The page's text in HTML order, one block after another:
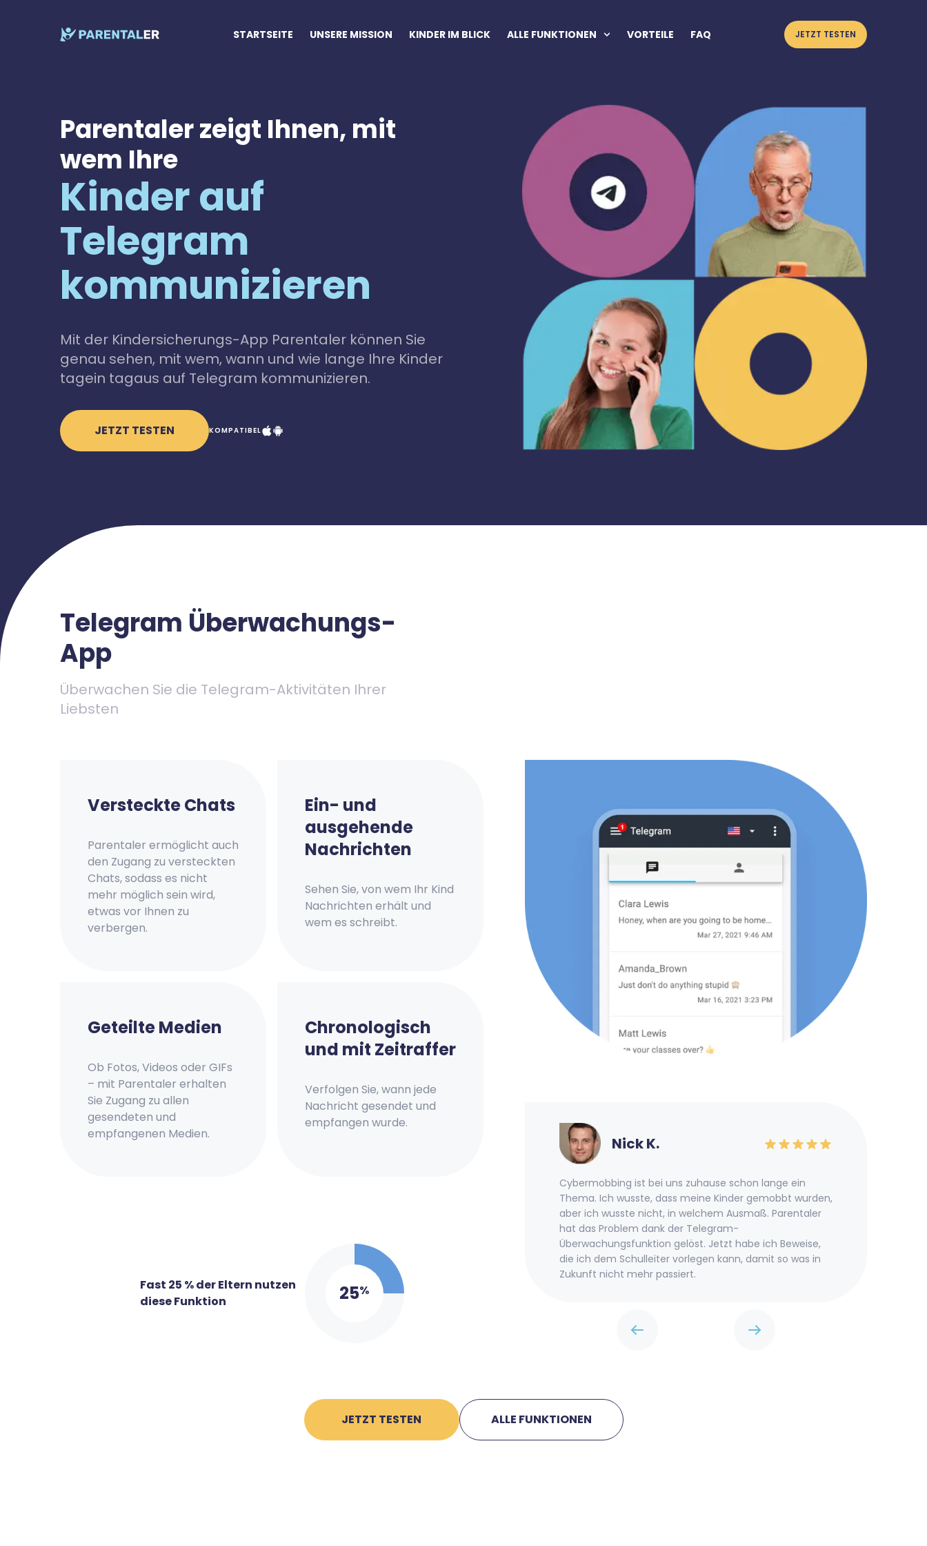
STARTSEITE UNSERE MISSION KINDER IM BLICK ALLE FUNKTIONEN VORTEILE FAQ JETZT TESTEN
Parentaler zeigt Ihnen, mit
wem Ihre
Kinder auf
Telegram
kommunizieren
Mit der Kindersicherungs-App Parentaler können Sie
genau sehen, mit wem, wann und wie lange Ihre Kinder
tagein tagaus auf Telegram kommunizieren.
JETZT TESTEN KOMPATIBEL
Telegram Überwachungs-
App
Überwachen Sie die Telegram-Aktivitäten Ihrer
Liebsten
Versteckte Chats
Parentaler ermöglicht auch
den Zugang zu versteckten
Chats, sodass es nicht
mehr möglich sein wird,
etwas vor Ihnen zu
verbergen.
Ein- und
ausgehende
Nachrichten
Sehen Sie, von wem Ihr Kind
Nachrichten erhält und
wem es schreibt.
Geteilte Medien
Ob Fotos, Videos oder GIFs
– mit Parentaler erhalten
Sie Zugang zu allen
gesendeten und
empfangenen Medien.
Chronologisch
und mit Zeitraffer
Verfolgen Sie, wann jede
Nachricht gesendet und
empfangen wurde.
Fast 25 % der Eltern nutzen
diese Funktion
25%
Nick K.
Cybermobbing ist bei uns zuhause schon lange ein
Thema. Ich wusste, dass meine Kinder gemobbt wurden,
aber ich wusste nicht, in welchem Ausmaß. Parentaler
hat das Problem dank der Telegram-
Überwachungsfunktion gelöst. Jetzt habe ich Beweise,
die ich dem Schulleiter vorlegen kann, damit so was in
Zukunft nicht mehr passiert.
JETZT TESTEN ALLE FUNKTIONEN